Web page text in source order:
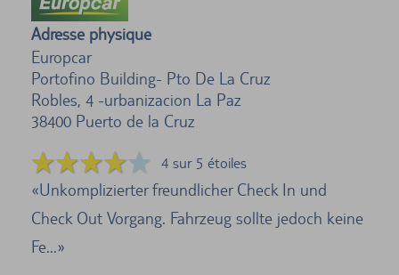
Adresse physique
Europcar
Portofino Building- Pto De La Cruz
Robles, 4 -urbanizacion La Paz
38400 Puerto de la Cruz
4 sur 5 étoiles
Unkomplizierter freundlicher Check In und
Check Out Vorgang. Fahrzeug sollte jedoch keine
Fe...